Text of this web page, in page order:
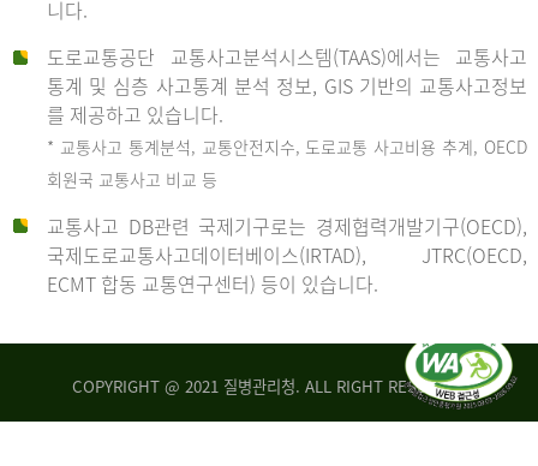
니다.
도로교통공단 교통사고분석시스템(TAAS)에서는 교통사고
통계 및 심층 사고통계 분석 정보, GIS 기반의 교통사고정보
를 제공하고 있습니다.
* 교통사고 통계분석, 교통안전지수, 도로교통 사고비용 추계, OECD
회원국 교통사고 비교 등
교통사고 DB관련 국제기구로는 경제협력개발기구(OECD),
국제도로교통사고데이터베이스(IRTAD), JTRC(OECD,
ECMT 합동 교통연구센터) 등이 있습니다.
COPYRIGHT @ 2021 질병관리청. ALL RIGHT RESERVED